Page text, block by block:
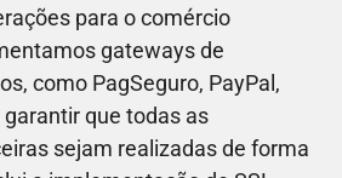
para o comércio
gateways de
como PagSeguro, PayPal,
que todas as
sejam realizadas de forma